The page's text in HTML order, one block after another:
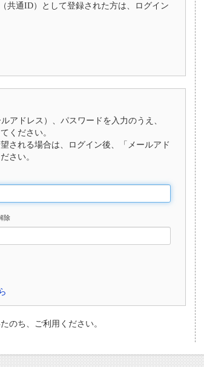
共通ID）として登録された方は、ログイン
アドレス）、パスワードを入力のうえ、
ください。
される場合は、ログイン後、「メールアド
さい。
除
のち、ご利用ください。